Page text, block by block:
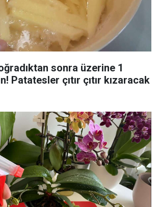
sonra üzerine 1
Patatesler çıtır çıtır kızaracak